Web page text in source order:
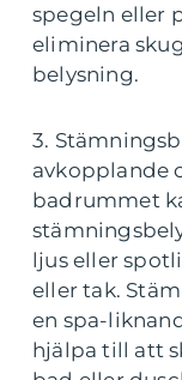
spegeln eller
eliminera
belysning.
3.
avkopplande
badrummet
ljus eller
eller tak.
en spa-
hjälpa till att